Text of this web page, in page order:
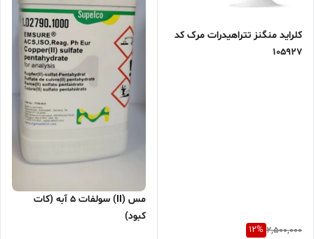
کلراید منگنز تتراهیدرات مرک کد
105927
2,500,000
12%
مس (II) سولفات 5 آبه (کات
کبود)